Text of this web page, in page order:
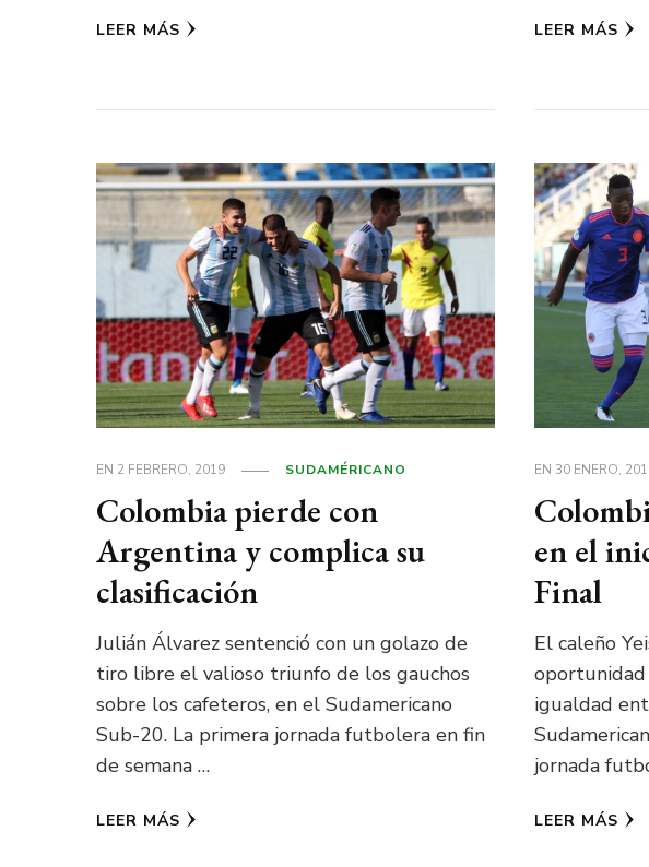
LEER MÁS LEER MÁS
EN 2 FEBRERO, 2019 SUDAMÉRICANO
Colombia pierde con
Argentina y complica su
clasificación
Julián Álvarez sentenció con un golazo de
tiro libre el valioso triunfo de los gauchos
sobre los cafeteros, en el Sudamericano
Sub-20. La primera jornada futbolera en fin
de semana …
LEER MÁS
EN 30 ENERO,
en el
Final
El caleño
igualdad
jornada
LEER MÁS